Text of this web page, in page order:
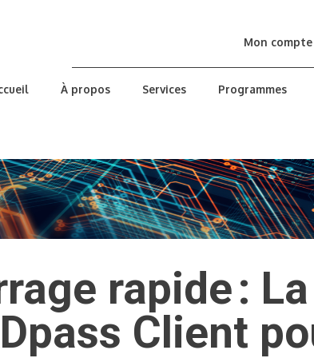
Mon compte
À propos Services Programmes
rapide :
Client